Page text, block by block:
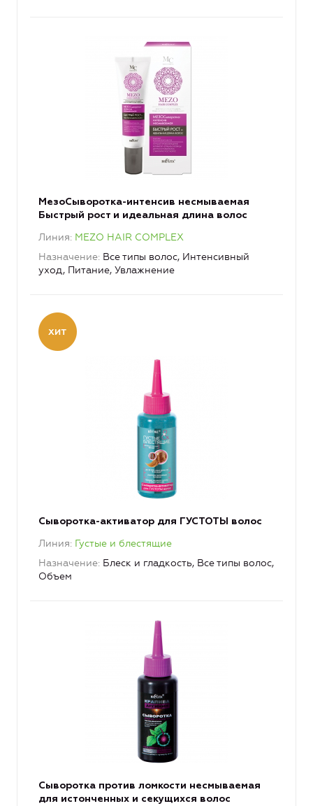
МезоСыворотка-интенсив несмываемая
Быстрый рост и идеальная длина волос
Линия MEZO HAIR COMPLEX
Назначение Все типы волос, Интенсивный
уход, Питание, Увлажнение
Сыворотка-активатор для ГУСТОТЫ волос
Линия Густые и блестящие
Назначение Блеск и гладкость, Все типы волос,
Объем
Сыворотка против ломкости несмываемая
для истонченных и секущихся волос